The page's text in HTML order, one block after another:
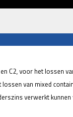
C2, voor het lossen
van mixed
verwerkt